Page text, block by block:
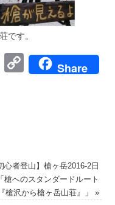
です。
EmailCopyShare
心者登山】槍ヶ岳2016-2日
槍へのスタンダードルート
『槍沢から槍ヶ岳山荘』」»